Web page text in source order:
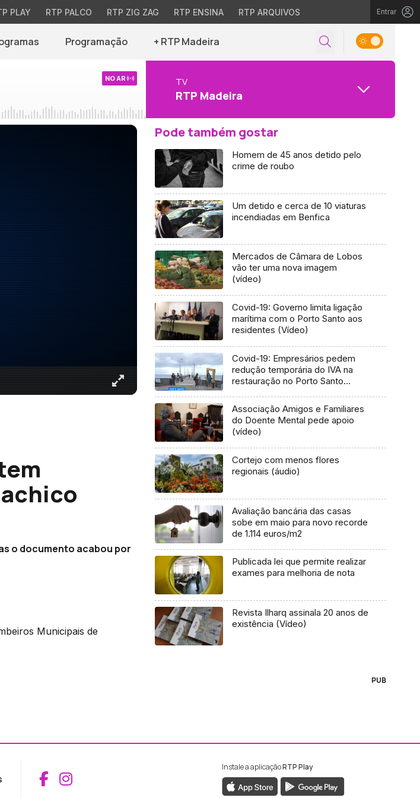
PLAY RTP PALCO RTP ZIG ZAG RTP ENSINA RTP ARQUIVOS Entrar
Programação + RTP Madeira
NO AR TV
RTP Madeira
o documento acabou por
Municipais de
Pode também gostar
Homem de 45 anos detido pelo
crime de roubo
Um detido e cerca de 10 viaturas
incendiadas em Benfica
Mercados de Câmara de Lobos
vão ter uma nova imagem
(vídeo)
Covid-19: Governo limita ligação
marítima com o Porto Santo aos
residentes (Vídeo)
Covid-19: Empresários pedem
redução temporária do IVA na
restauração no Porto Santo
Associação Amigos e Familiares
do Doente Mental pede apoio
(vídeo)
Cortejo com menos flores
regionais (áudio)
Avaliação bancária das casas
sobe em maio para novo recorde
de 1.114 euros/m2
Publicada lei que permite realizar
exames para melhoria de nota
Revista Ilharq assinala 20 anos de
existência (Vídeo)
PUB
Aceder ao Facebook da RTP Madeira
Aceder ao Instagram da RTP Madeira
Instale a aplicaçãoRTP Play